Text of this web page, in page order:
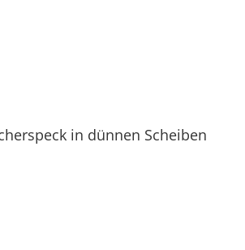
in dünnen Scheiben